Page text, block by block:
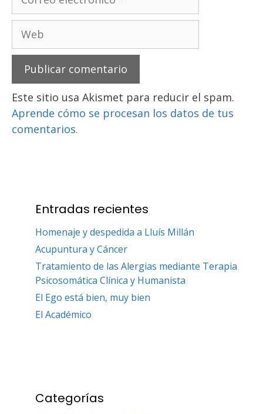
electrónico
Web
Este sitio usa Akismet para reducir el spam.
Aprende cómo se procesan los datos de tus
comentarios.
Entradas recientes
Homenaje y despedida a Lluís Millán
Acupuntura y Cáncer
Tratamiento de las Alergias mediante Terapia
Psicosomática Clínica y Humanista
El Ego está bien, muy bien
El Académico
Categorías